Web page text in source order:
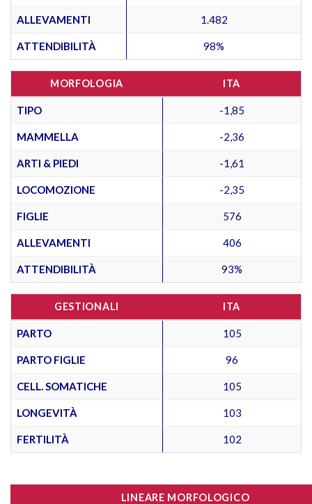
ALLEVAMENTI 1.482
ATTENDIBILITÀ 98%
MORFOLOGIA ITA
TIPO -1,85
MAMMELLA -2,36
ARTI & PIEDI -1,61
LOCOMOZIONE -2,35
FIGLIE 576
ALLEVAMENTI 406
ATTENDIBILITÀ 93%
GESTIONALI ITA
PARTO 105
PARTO FIGLIE 96
CELL. SOMATICHE 105
LONGEVITÀ 103
FERTILITÀ 102
LINEARE MORFOLOGICO